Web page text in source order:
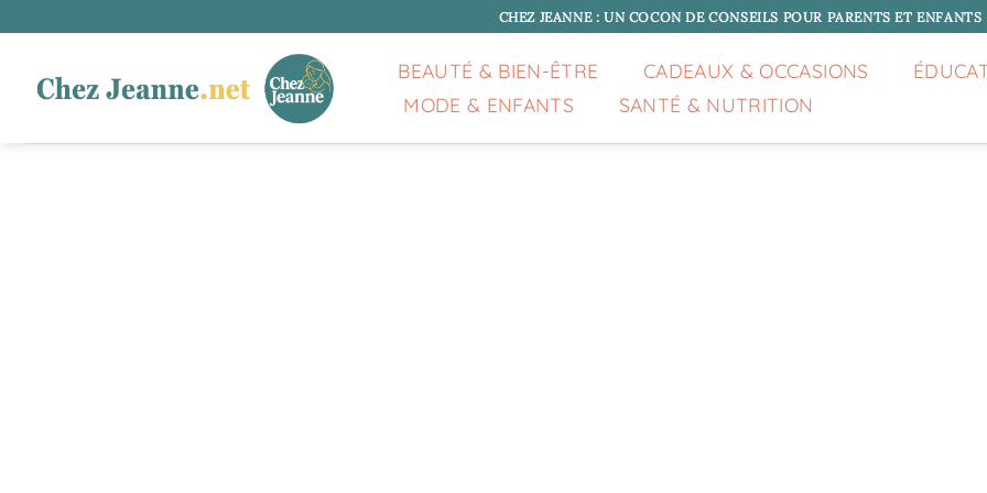
au
CHEZ JEANNE : UN COCON DE CONSEILS POUR PARENTS ET ENFANTS
BEAUTÉ & BIEN-ÊTRE CADEAUX & OCCASIONS
MODE & ENFANTS
SANTÉ & NUTRITION